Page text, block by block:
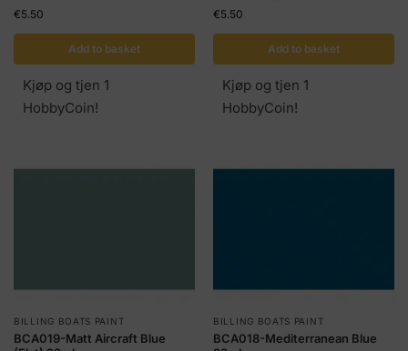
€5.50
Add to basket
Kjøp og tjen 1
HobbyCoin!
€5.50
Add to basket
Kjøp og tjen 1
HobbyCoin!
BILLING BOATS PAINT
BCA019-Matt Aircraft Blue
BILLING BOATS PAINT
BCA018-Mediterranean Blue